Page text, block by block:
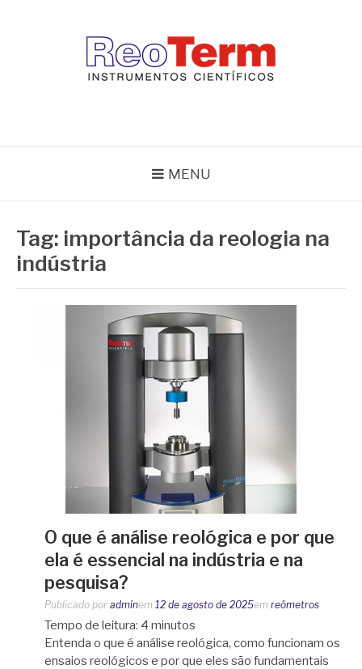
MENU
Tag: importância da reologia na
indústria
O que é análise reológica e por que
ela é essencial na indústria e na
pesquisa?
Publicado por adminem 12 de agosto de 2025em reômetros
Tempo de leitura: 4 minutos
Entenda o que é análise reológica, como funcionam os
ensaios reológicos e por que eles são fundamentais